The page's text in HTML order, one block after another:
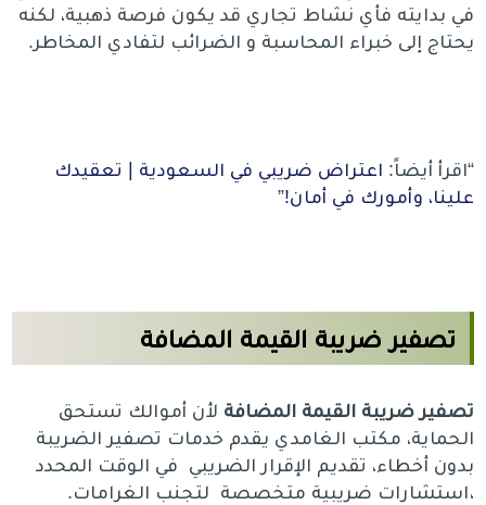
في بدايته فأي نشاط تجاري قد يكون فرصة ذهبية، لكنه
يحتاج إلى خبراء المحاسبة و الضرائب لتفادي المخاطر.
“اقرأ أيضاً: اعتراض ضريبي في السعودية | تعقيدك
علينا، وأمورك في أمان!”
تصفير ضريبة القيمة المضافة
تصفير ضريبة القيمة المضافة لأن أموالك تستحق
الحماية، مكتب الغامدي يقدم خدمات تصفير الضريبة
بدون أخطاء، تقديم الإقرار الضريبي في الوقت المحدد
،استشارات ضريبية متخصصة لتجنب الغرامات.